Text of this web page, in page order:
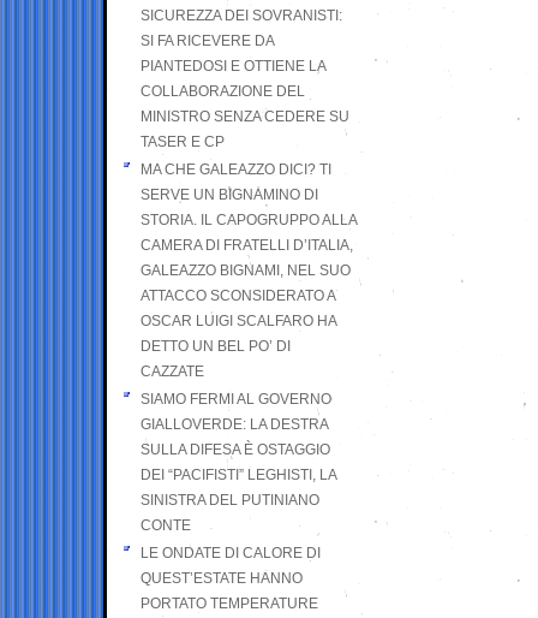
SICUREZZA DEI SOVRANISTI:
SI FA RICEVERE DA
PIANTEDOSI E OTTIENE LA
COLLABORAZIONE DEL
MINISTRO SENZA CEDERE SU
TASER E CP
MA CHE GALEAZZO DICI? TI
SERVE UN BIGNAMINO DI
STORIA. IL CAPOGRUPPO ALLA
CAMERA DI FRATELLI D’ITALIA,
GALEAZZO BIGNAMI, NEL SUO
ATTACCO SCONSIDERATO A
OSCAR LUIGI SCALFARO HA
DETTO UN BEL PO’ DI
CAZZATE
SIAMO FERMI AL GOVERNO
GIALLOVERDE: LA DESTRA
SULLA DIFESA È OSTAGGIO
DEI “PACIFISTI” LEGHISTI, LA
SINISTRA DEL PUTINIANO
CONTE
LE ONDATE DI CALORE DI
QUEST’ESTATE HANNO
PORTATO TEMPERATURE